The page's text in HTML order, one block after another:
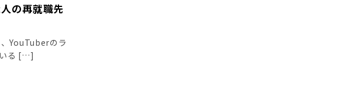
の再就職先
YouTuberのラ
いる […]